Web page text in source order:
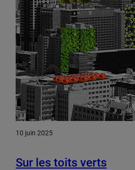
10 juin 2025
Sur les toits verts